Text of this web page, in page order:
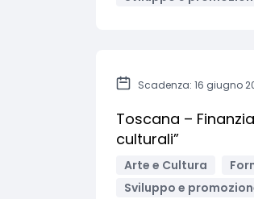
Scadenza: 16 giugno
Toscana –
culturali”
Arte e Cultura
Sviluppo e